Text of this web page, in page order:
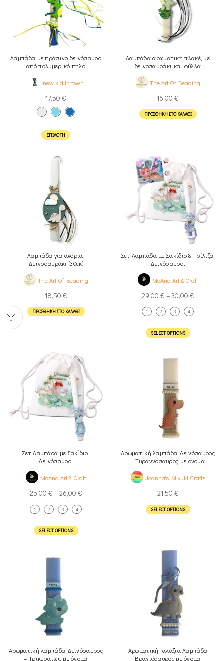
Λαμπάδα με πράσινο δεινόσαυρο
από πολυμερικό πηλό
new kid in town
17,50 €
ΕΠΙΛΟΓΉ
Λαμπάδα αρωματική πλακέ, με
δεινοσαυράκι και φύλλα
The Art Of Beading
16,00 €
ΠΡΟΣΘΉΚΗ ΣΤΟ ΚΑΛΆΘΙ
Λαμπάδα για αγόρια,
Δεινοσαυράκι (30εκ)
The Art Of Beading
18,50 €
ΠΡΟΣΘΉΚΗ ΣΤΟ ΚΑΛΆΘΙ
Σετ Λαμπάδα με Σακίδιο & Τρίλιζα,
Δεινόσαυροι
MoAna Art & Craft
29,00 € –30,00 €
1 2 3 4
SELECT OPTIONS
Σετ Λαμπάδα με Σακίδιο,
Δεινόσαυροι
MoAna Art & Craft
25,00 € –26,00 €
1 2 3 4
SELECT OPTIONS
Αρωματική λαμπάδα Δεινόσαυρος
– Τυραννόσαυρος με όνομα
Joanna's Miyuki Crafts
21,50 €
SELECT OPTIONS
Αρωματική λαμπάδα Δεινόσαυρος
– Τρικεράτωψ με όνομα
Αρωματική Γαλάζια Λαμπάδα
Βραχιόσαυρος με όνομα